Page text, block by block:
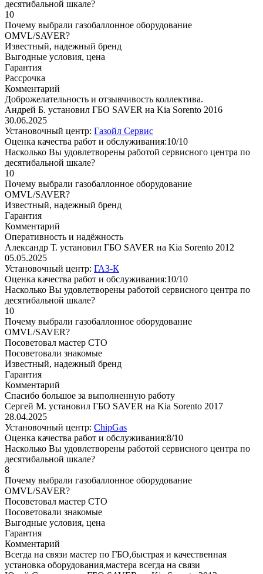
десятибальной шкале?
10
Почему выбрали газобаллонное оборудование
OMVL/SAVER?
Известный, надежный бренд
Выгодные условия, цена
Гарантия
Рассрочка
Комментарий
Доброжелательность и отзывчивость коллектива.
Андрей Б. установил ГБО SAVER на Kia Sorento 2016
30.06.2025
Установочный центр: Газойл Сервис
Оценка качества работ и обслуживания:10/10
Насколько Вы удовлетворены работой сервисного центра по
десятибальной шкале?
10
Почему выбрали газобаллонное оборудование
OMVL/SAVER?
Известный, надежный бренд
Гарантия
Комментарий
Оперативность и надёжность
Александр Т. установил ГБО SAVER на Kia Sorento 2012
05.05.2025
Установочный центр: ГАЗ-К
Оценка качества работ и обслуживания:10/10
Насколько Вы удовлетворены работой сервисного центра по
десятибальной шкале?
10
Почему выбрали газобаллонное оборудование
OMVL/SAVER?
Посоветовал мастер СТО
Посоветовали знакомые
Известный, надежный бренд
Гарантия
Комментарий
Спасибо большое за выполненную работу
Сергей М. установил ГБО SAVER на Kia Sorento 2017
28.04.2025
Установочный центр: ChipGas
Оценка качества работ и обслуживания:8/10
Насколько Вы удовлетворены работой сервисного центра по
десятибальной шкале?
8
Почему выбрали газобаллонное оборудование
OMVL/SAVER?
Посоветовал мастер СТО
Посоветовали знакомые
Выгодные условия, цена
Гарантия
Комментарий
Всегда на связи мастер по ГБО,быстрая и качественная
установка оборудования,мастера всегда на связи